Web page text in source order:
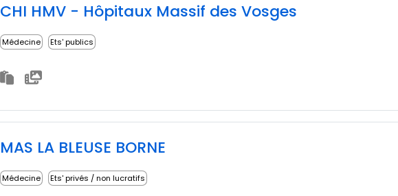
CHI HMV - Hôpitaux Massif des Vosges
Médecine Ets' publics
MAS LA BLEUSE BORNE
Médecine Ets' privés / non lucratifs